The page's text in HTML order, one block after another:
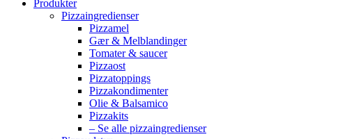
Produkter
Pizzaingredienser
Pizzamel
Gær & Melblandinger
Tomater & saucer
Pizzaost
Pizzatoppings
Pizzakondimenter
Olie & Balsamico
Pizzakits
– Se alle pizzaingredienser